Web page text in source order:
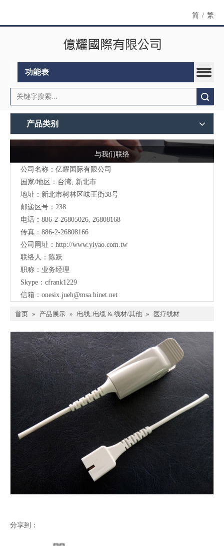
简 / 繁
功能表
产品类别
与我们联络
公司名称：亿耀国际有限公司
国家/地区：台湾, 新北市
地址：新北市树林区味王街38号
邮递区号：238
电话：886-2-26805026, 26808168
传真：886-2-26808166
公司网址： http://www.yiyao.com.tw
联络人：陈跃
职称：业务经理
Skype：cfrank1229
信箱： onesix.jueh@msa.hinet.net
首页 » 产品展示 » 电线, 电缆 & 线材/其他 » 医疗线材
分享到：